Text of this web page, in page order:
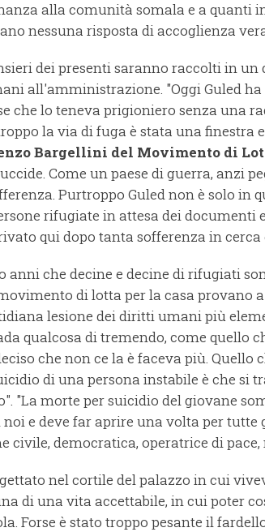
alla comunità somala e a quanti
nessuna risposta di accoglienza
dei presenti saranno raccolti in un
all'amministrazione. "Oggi Guled ha
che lo teneva prigioniero senza una
la via di fuga è stata una finestra
Bargellini del Movimento di
Come un paese di guerra, anzi
Purtroppo Guled non è solo in
rifugiate in attesa dei documenti
qui dopo tanta sofferenza in
anni che decine e decine di rifugiati
di lotta per la casa provano
lesione dei diritti umani più
qualcosa di tremendo, come quello
che non ce la è faceva più.
di una persona instabile è che si
"La morte per suicidio del giovane
e deve far aprire una volta per tutte
civile, democratica, operatrice di
nel cortile del palazzo in cui
di una vita accettabile, in cui poter
Forse è stato troppo pesante il